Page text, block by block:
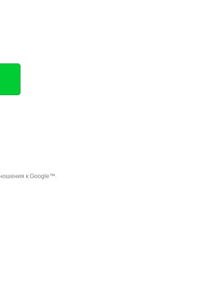
к Google™.